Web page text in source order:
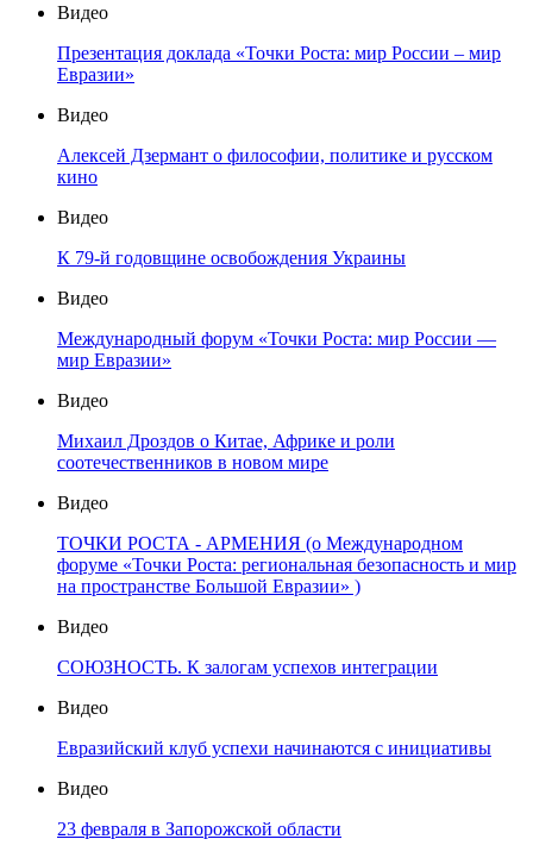
Видео
Презентация доклада «Точки Роста: мир России – мир
Евразии»
Видео
Алексей Дзермант о философии, политике и русском
кино
Видео
К 79-й годовщине освобождения Украины
Видео
Международный форум «Точки Роста: мир России —
мир Евразии»
Видео
Михаил Дроздов о Китае, Африке и роли
соотечественников в новом мире
Видео
ТОЧКИ РОСТА - АРМЕНИЯ (о Международном
форуме «Точки Роста: региональная безопасность и мир
на пространстве Большой Евразии» )
Видео
СОЮЗНОСТЬ. К залогам успехов интеграции
Видео
Евразийский клуб успехи начинаются с инициативы
Видео
23 февраля в Запорожской области